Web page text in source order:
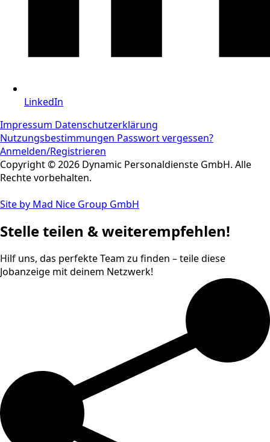
LinkedIn
Impressum Datenschutzerklärung
Nutzungsbestimmungen Passwort vergessen?
Anmelden/Registrieren
Copyright © 2026 Dynamic Personaldienste GmbH. Alle
Rechte vorbehalten.
Site by Mad Nice Group GmbH
Stelle teilen & weiterempfehlen!
Hilf uns, das perfekte Team zu finden – teile diese
Jobanzeige mit deinem Netzwerk!